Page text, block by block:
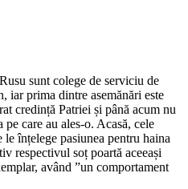
sunt colege de serviciu de
iar prima dintre asemănări este
credință Patriei și până acum nu
care au ales-o. Acasă, cele
înțelege pasiunea pentru haina
respectivul soț poartă aceeași
având ”un comportament